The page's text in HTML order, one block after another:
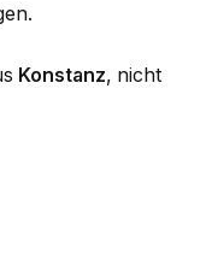
Konstanz, nicht